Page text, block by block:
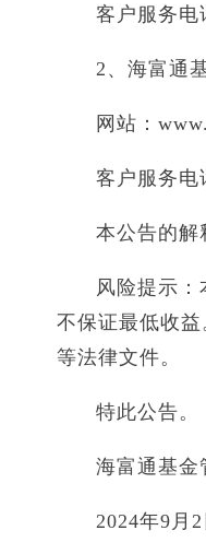
客户服务电
2、海富通
网站：
客户服务电
本公告的解
风险提示
不保证最低收
等法律文件。
特此公告。
海富通基金
2024年9月2